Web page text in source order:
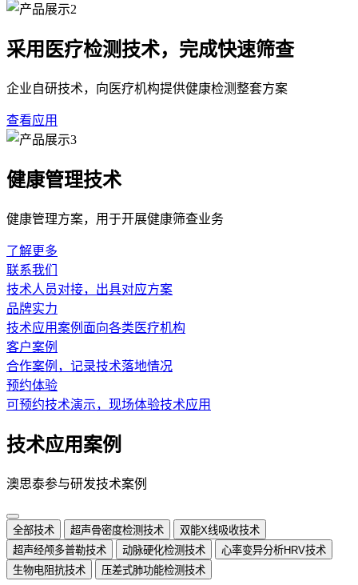
采用医疗检测技术，完成快速筛查
企业自研技术，向医疗机构提供健康检测整套方案
查看应用
健康管理技术
健康管理方案，用于开展健康筛查业务
了解更多
联系我们
技术人员对接，出具对应方案
品牌实力
技术应用案例面向各类医疗机构
客户案例
合作案例，记录技术落地情况
预约体验
可预约技术演示，现场体验技术应用
技术应用案例
澳思泰参与研发技术案例
全部技术 超声骨密度检测技术
双能X线吸收技术
超声经颅多普勒技术
动脉硬化检测技术
心率变异分析HRV技术
生物电阻抗技术
压差式肺功能检测技术